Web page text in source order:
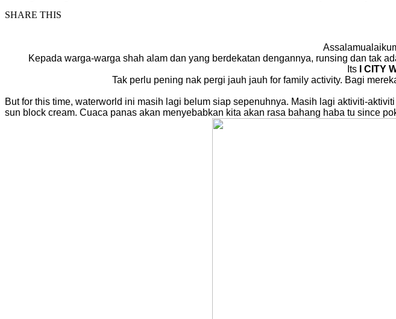
SHARE THIS
Kepada warga-warga shah alam dan yang berdekatan dengannya, runsing dan tak
Its
I CITY
Tak perlu pening nak pergi jauh jauh for family activity. Bagi
But for this time, waterworld ini masih lagi belum siap sepenuhnya. Masih lagi aktiviti-
sun block cream. Cuaca panas akan menyebabkan kita akan rasa bahang haba tu since